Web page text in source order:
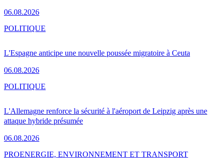
06.08.2026
L'Espagne anticipe une nouvelle poussée migratoire à Ceuta
06.08.2026
POLITIQUE
L'Allemagne renforce la sécurité à l'aéroport de Leipzig après une
attaque hybride présumée
06.08.2026
POLITIQUE
PROENERGIE, ENVIRONNEMENT ET TRANSPORT